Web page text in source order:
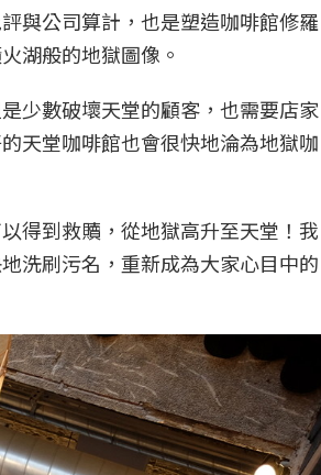
與公司算計，也是塑造咖啡館修羅
湖般的地獄圖像。
少數破壞天堂的顧客，也需要店家
天堂咖啡館也會很快地淪為地獄咖
得到救贖，從地獄高升至天堂！我
洗刷污名，重新成為大家心目中的